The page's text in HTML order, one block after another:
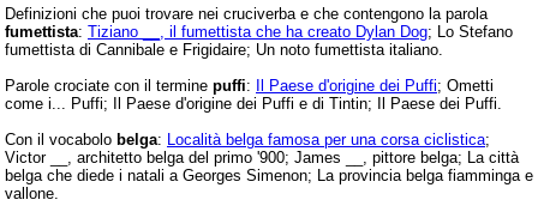
Definizioni che puoi trovare nei cruciverba e che contengono la parola
fumettista: Tiziano __, il fumettista che ha creato Dylan Dog; Lo Stefano
fumettista di Cannibale e Frigidaire; Un noto fumettista italiano.
Parole crociate con il termine puffi: Il Paese d'origine dei Puffi; Ometti
come i... Puffi; Il Paese d'origine dei Puffi e di Tintin; Il Paese dei Puffi.
Con il vocabolo belga: Località belga famosa per una corsa ciclistica;
Victor __, architetto belga del primo '900; James __, pittore belga; La città
belga che diede i natali a Georges Simenon; La provincia belga fiamminga e
vallone.